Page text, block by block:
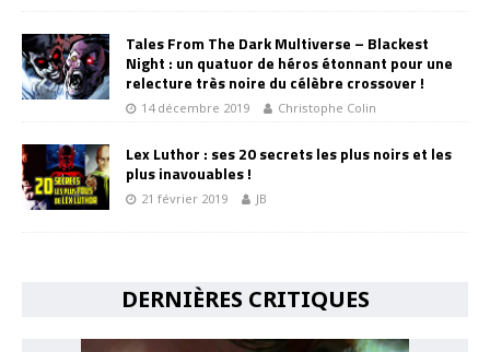
Tales From The Dark Multiverse – Blackest
Night : un quatuor de héros étonnant pour une
relecture très noire du célèbre crossover !
14 décembre 2019 Christophe Colin
Lex Luthor : ses 20 secrets les plus noirs et les
plus inavouables !
21 février 2019 JB
DERNIÈRES CRITIQUES